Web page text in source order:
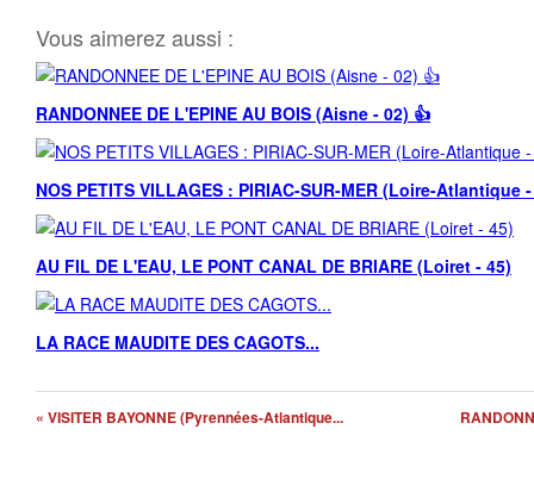
Vous aimerez aussi :
RANDONNEE DE L'EPINE AU BOIS (Aisne - 02) 👍
NOS PETITS VILLAGES : PIRIAC-SUR-MER (Loire-Atlantique
AU FIL DE L'EAU, LE PONT CANAL DE BRIARE (Loiret - 45)
LA RACE MAUDITE DES CAGOTS...
« VISITER BAYONNE (Pyrennées-Atlantique...